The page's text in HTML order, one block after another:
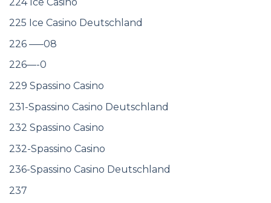
225 Ice Casino Deutschland
226 —–08
226—-0
229 Spassino Casino
231-Spassino Casino Deutschland
232 Spassino Casino
232-Spassino Casino
236-Spassino Casino Deutschland
237